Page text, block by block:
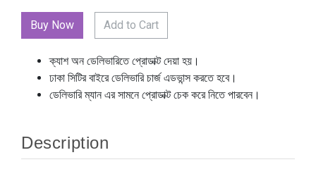
Add to Cart
ক্যাশ অন ডেলিভারিতে প্রোডাক্ট দেয়া হয়।
ঢাকা সিটির বাইরে ডেলিভারি চার্জ এডভান্স করতে হবে।
ডেলিভারি ম্যান এর সামনে প্রোডাক্ট চেক করে নিতে পারবেন।
Description